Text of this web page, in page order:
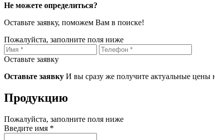
Не можете определиться?
Оставьте заявку, поможем Вам в поиске!
Пожалуйста, заполните поля ниже
Оставьте заявку
Оставьте заявку И вы сразу же получите актуальные цены
Продукцию
Пожалуйста, заполните поля ниже
Введите имя *